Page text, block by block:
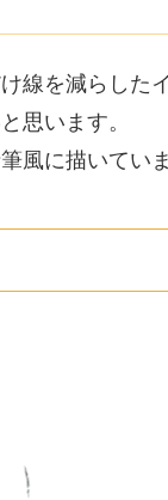
線を減らした
思います。
風に描いていま